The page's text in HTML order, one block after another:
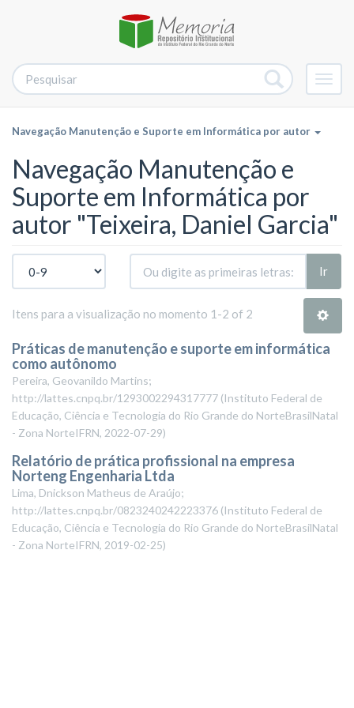
Navegação Manutenção e Suporte em Informática por autor
Navegação Manutenção e
Suporte em Informática por
autor "Teixeira, Daniel Garcia"
Ir
Itens para a visualização no momento 1-2 of 2
Práticas de manutenção e suporte em informática
como autônomo
Pereira, Geovanildo Martins;
http://lattes.cnpq.br/1293002294317777 (Instituto Federal de
Educação, Ciência e Tecnologia do Rio Grande do NorteBrasilNatal
- Zona NorteIFRN, 2022-07-29)
Relatório de prática profissional na empresa
Norteng Engenharia Ltda
Lima, Dnickson Matheus de Araújo;
http://lattes.cnpq.br/0823240242223376 (Instituto Federal de
Educação, Ciência e Tecnologia do Rio Grande do NorteBrasilNatal
- Zona NorteIFRN, 2019-02-25)